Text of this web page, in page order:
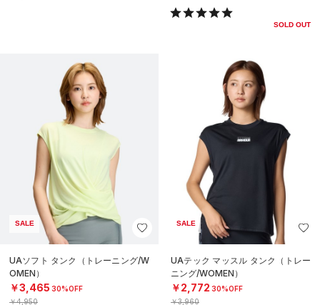
SOLD OUT
SALE
UAソフト タンク（トレーニング/W
OMEN）
￥3,465 30%OFF
￥4,950
SALE
UAテック マッスル タンク（トレー
ニング/WOMEN）
￥2,772 30%OFF
￥3,960